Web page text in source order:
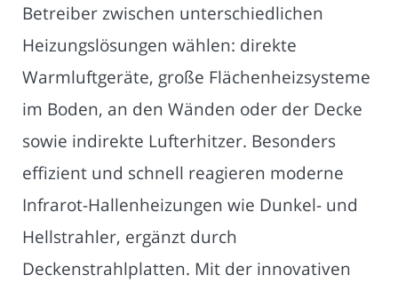
Betreiber zwischen unterschiedlichen
Heizungslösungen wählen: direkte
Warmluftgeräte, große Flächenheizsysteme
im Boden, an den Wänden oder der Decke
sowie indirekte Lufterhitzer. Besonders
effizient und schnell reagieren moderne
Infrarot-Hallenheizungen wie Dunkel- und
Hellstrahler, ergänzt durch
Deckenstrahlplatten. Mit der innovativen